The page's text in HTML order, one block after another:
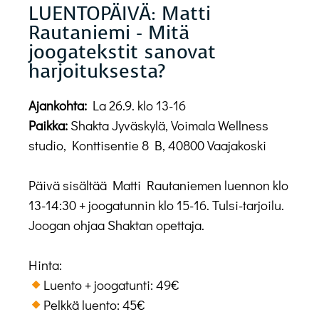
LUENTOPÄIVÄ: Matti
Rautaniemi - Mitä
joogatekstit sanovat
harjoituksesta?
Ajankohta: La 26.9. klo 13-16
Paikka: Shakta Jyväskylä, Voimala Wellness
studio, Konttisentie 8 B, 40800 Vaajakoski
Päivä sisältää Matti Rautaniemen luennon klo
13-14:30 + joogatunnin klo 15-16. Tulsi-tarjoilu.
Joogan ohjaa Shaktan opettaja.
Hinta:
️Luento + joogatunti: 49€
️Pelkkä luento: 45€